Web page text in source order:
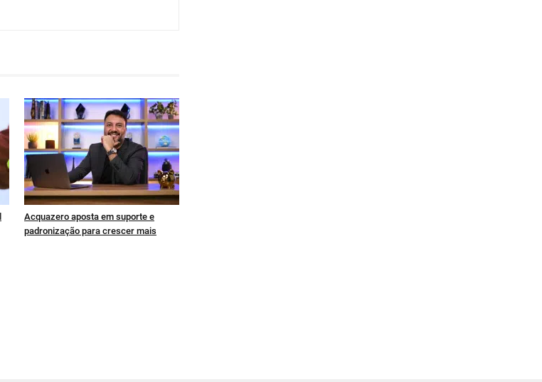
Acquazero aposta em suporte e
padronização para crescer mais